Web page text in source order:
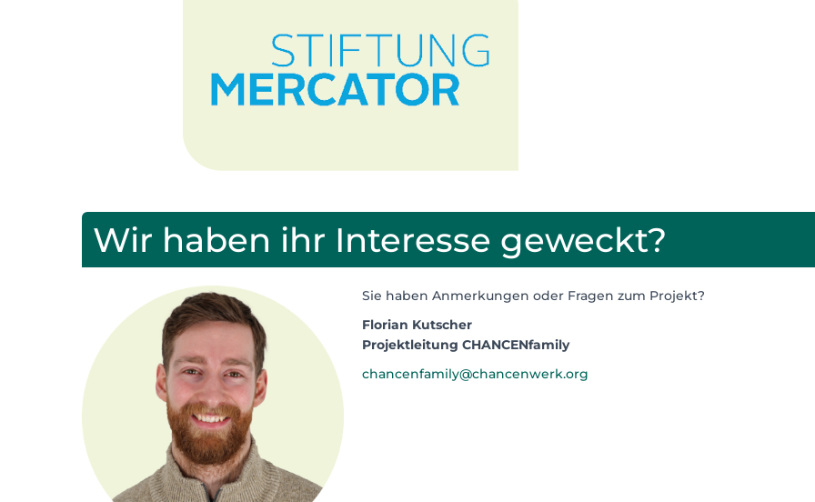
Wir haben ihr Interesse geweckt?
Sie haben Anmerkungen oder Fragen zum Projekt?
Florian Kutscher
Projektleitung CHANCENfamily
chancenfamily@chancenwerk.org